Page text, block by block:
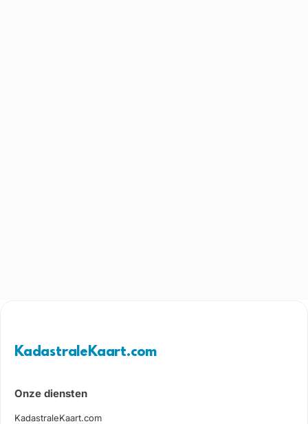
KadastraleKaart.com
Onze diensten
KadastraleKaart.com